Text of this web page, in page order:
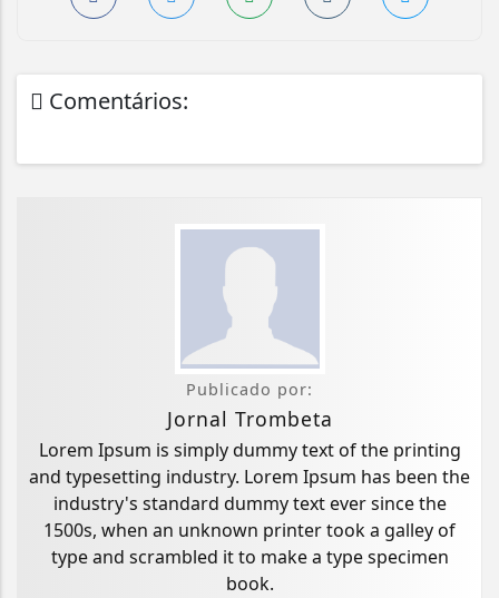
Comentários:
Publicado por:
Jornal Trombeta
Lorem Ipsum is simply dummy text of the printing
and typesetting industry. Lorem Ipsum has been the
industry's standard dummy text ever since the
1500s, when an unknown printer took a galley of
type and scrambled it to make a type specimen
book.